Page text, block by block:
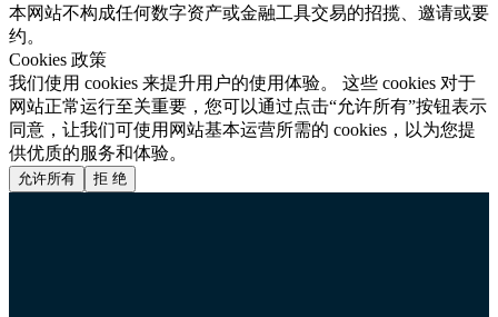
本网站不构成任何数字资产或金融工具交易的招揽、邀请或要
约。
Cookies 政策
我们使用 cookies 来提升用户的使用体验。 这些 cookies 对于
网站正常运行至关重要，您可以通过点击“允许所有”按钮表示
同意，让我们可使用网站基本运营所需的 cookies，以为您提
供优质的服务和体验。
允许所有 拒 绝